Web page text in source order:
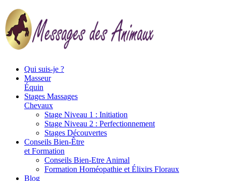
Qui suis-je ?
Masseur
Équin
Stages Massages
Chevaux
Stage Niveau 1 : Initiation
Stage Niveau 2 : Perfectionnement
Stages Découvertes
Conseils Bien-Être
et Formation
Conseils Bien-Etre Animal
Formation Homéopathie et Élixirs Floraux
Blog